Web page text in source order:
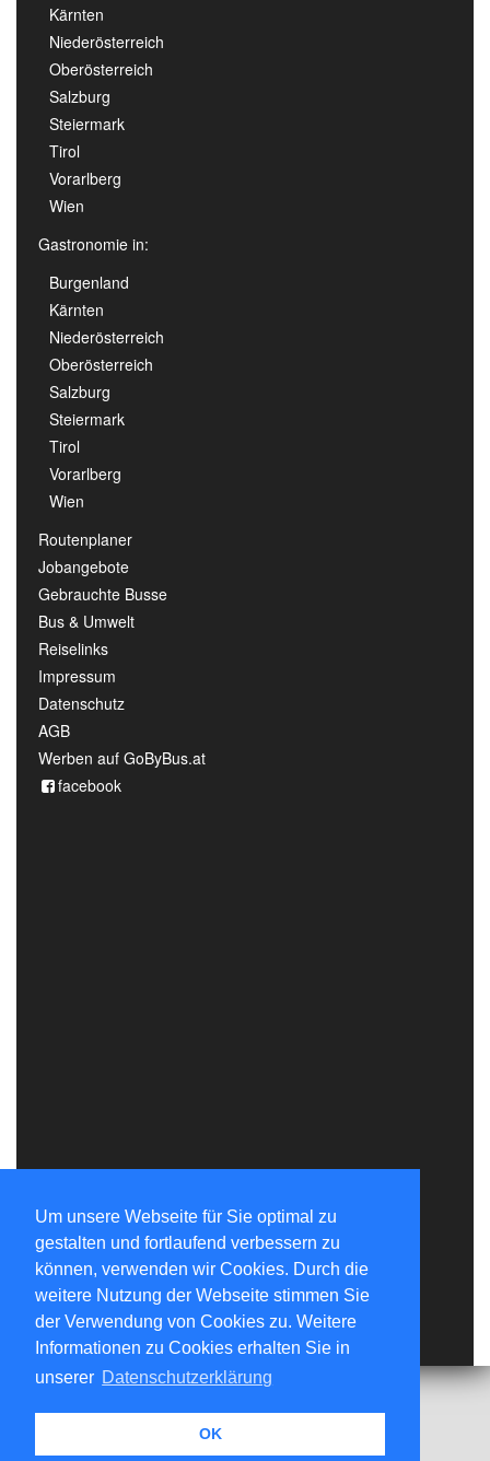
Um unsere Webseite für Sie optimal zu
gestalten und fortlaufend verbessern zu
können, verwenden wir Cookies. Durch die
weitere Nutzung der Webseite stimmen Sie
der Verwendung von Cookies zu. Weitere
Informationen zu Cookies erhalten Sie in
unserer Datenschutzerklärung
OK
Kärnten
Niederösterreich
Oberösterreich
Salzburg
Steiermark
Tirol
Vorarlberg
Wien
Gastronomie in:
Burgenland
Kärnten
Niederösterreich
Oberösterreich
Salzburg
Steiermark
Tirol
Vorarlberg
Wien
Routenplaner
Jobangebote
Gebrauchte Busse
Bus & Umwelt
Reiselinks
Impressum
Datenschutz
AGB
Werben auf GoByBus.at
facebook